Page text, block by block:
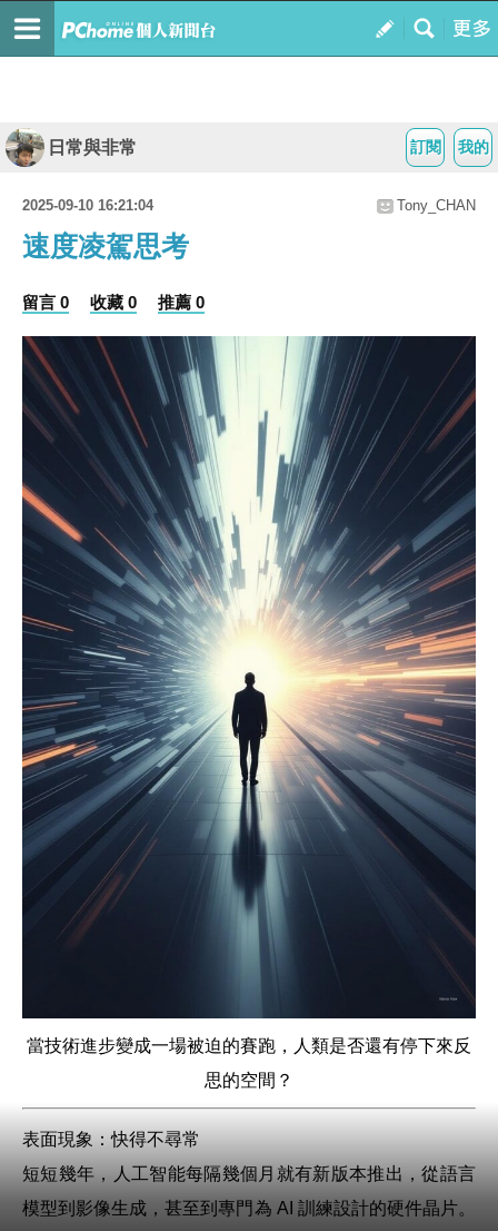
我的
訂閱
日常與非常
2025-09-10 16:21:04 Tony_CHAN
速度凌駕思考
留言 0 收藏 0 推薦 0
當技術進步變成一場被迫的賽跑，人類是否還有停下來反
思的空間？
表面現象：快得不尋常
短短幾年，人工智能每隔幾個月就有新版本推出，從語言
模型到影像生成，甚至到專門為 AI 訓練設計的硬件晶片。